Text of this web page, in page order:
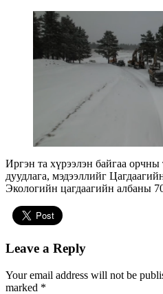
Иргэн та хүрээлэн байгаа орчны
дуудлага, мэдээллийг
Экологийн цагдаагийн албаны
Leave a Reply
Your email address will not be
marked *